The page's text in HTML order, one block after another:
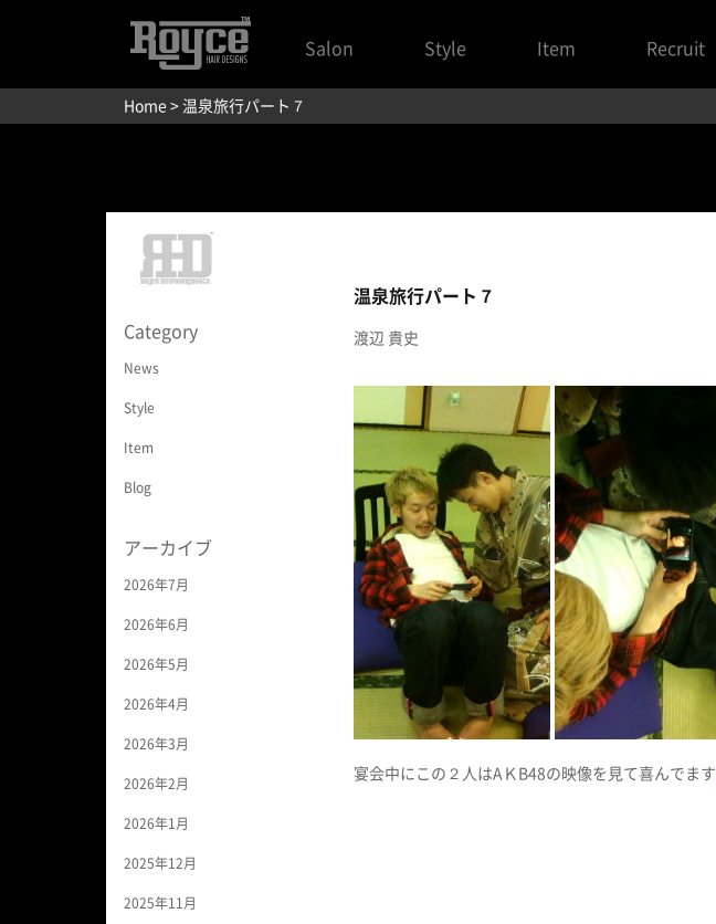
Salon Style Item Recruit
Home > 温泉旅行パート７
Category
News
Style
Item
Blog
アーカイブ
2026年7月
2026年6月
2026年5月
2026年4月
2026年3月
2026年2月
2026年1月
2025年12月
2025年11月
温泉旅行パート７
渡辺 貴史
宴会中にこの２人はAＫB48の映像を見て喜んでます